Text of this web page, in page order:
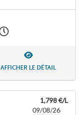
AFFICHER LE DÉTAIL
1,798 €/L
09/08/26